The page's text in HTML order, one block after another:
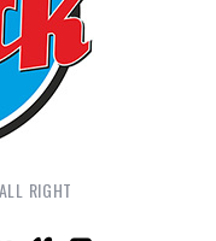
RIGHT